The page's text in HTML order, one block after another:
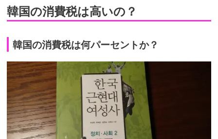
韓国の消費税は高いの？
韓国の消費税は何パーセントか？